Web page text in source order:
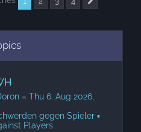
« Thu 6. Aug 2026,
gegen Spieler ▪
Players